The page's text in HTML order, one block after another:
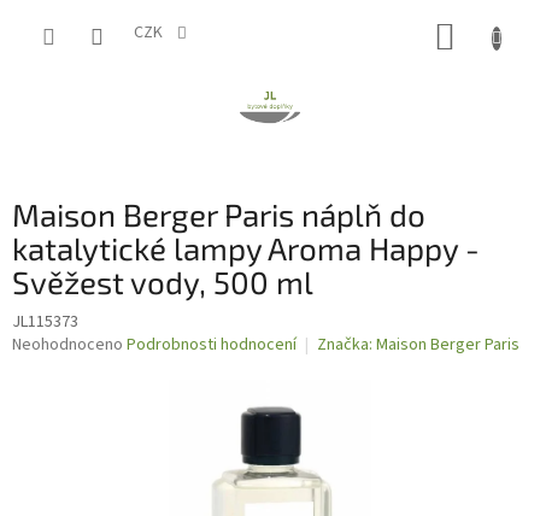
CZK
Maison Berger Paris náplň do
katalytické lampy Aroma Happy -
Svěžest vody, 500 ml
JL115373
Průměrné
Neohodnoceno Podrobnosti hodnocení Značka: Maison Berger Paris